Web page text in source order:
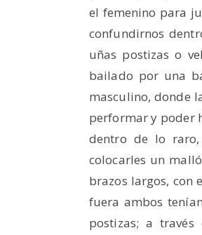
el femenino para
confundirnos
uñas postizas o
bailado por una
masculino, donde
performar y poder
dentro de lo raro,
colocarles un
brazos largos, con
fuera ambos
postizas; a través